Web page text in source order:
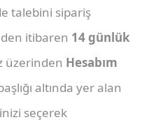
talebini sipariş
itibaren 14 günlük
üzerinden Hesabım
altında yer alan
seçerek